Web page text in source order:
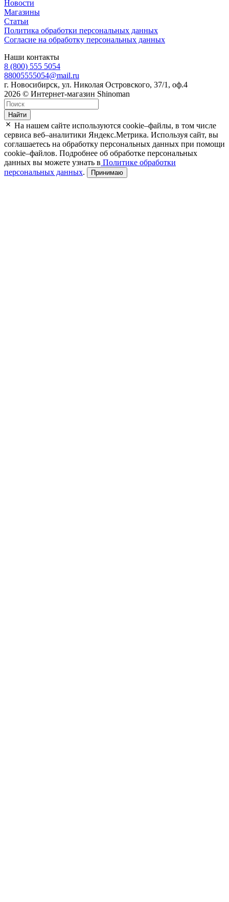
Новости
Магазины
Статьи
Политика обработки персональных данных
Согласие на обработку персональных данных
Наши контакты
8 (800) 555 5054
88005555054@mail.ru
г. Новосибирск, ул. Николая Островского, 37/1, оф.4
2026 © Интернет-магазин Shinoman
Найти
На нашем сайте используются cookie–файлы, в том числе
сервиса веб–аналитики Яндекс.Метрика. Используя сайт, вы
соглашаетесь на обработку персональных данных при помощи
cookie–файлов. Подробнее об обработке персональных
данных вы можете узнать в Политике обработки
персональных данных. Принимаю